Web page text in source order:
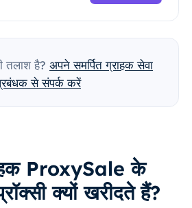
तलाश है? अपने समर्पित ग्राहक सेवा
से संपर्क करें
ProxySale के
क्यों खरीदते हैं?